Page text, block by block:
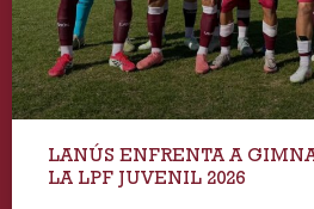
LANÚS ENFRENTA A
LA LPF JUVENIL 2026